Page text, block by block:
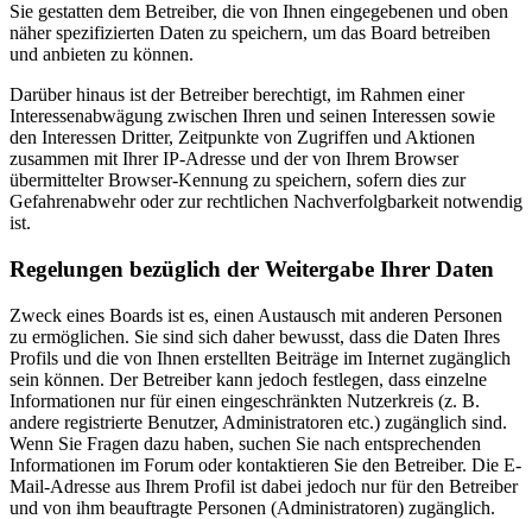
Sie gestatten dem Betreiber, die von Ihnen eingegebenen und oben
näher spezifizierten Daten zu speichern, um das Board betreiben
und anbieten zu können.
Darüber hinaus ist der Betreiber berechtigt, im Rahmen einer
Interessenabwägung zwischen Ihren und seinen Interessen sowie
den Interessen Dritter, Zeitpunkte von Zugriffen und Aktionen
zusammen mit Ihrer IP-Adresse und der von Ihrem Browser
übermittelter Browser-Kennung zu speichern, sofern dies zur
Gefahrenabwehr oder zur rechtlichen Nachverfolgbarkeit notwendig
ist.
Regelungen bezüglich der Weitergabe Ihrer Daten
Zweck eines Boards ist es, einen Austausch mit anderen Personen
zu ermöglichen. Sie sind sich daher bewusst, dass die Daten Ihres
Profils und die von Ihnen erstellten Beiträge im Internet zugänglich
sein können. Der Betreiber kann jedoch festlegen, dass einzelne
Informationen nur für einen eingeschränkten Nutzerkreis (z. B.
andere registrierte Benutzer, Administratoren etc.) zugänglich sind.
Wenn Sie Fragen dazu haben, suchen Sie nach entsprechenden
Informationen im Forum oder kontaktieren Sie den Betreiber. Die E-
Mail-Adresse aus Ihrem Profil ist dabei jedoch nur für den Betreiber
und von ihm beauftragte Personen (Administratoren) zugänglich.